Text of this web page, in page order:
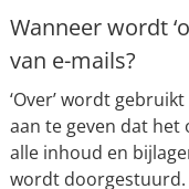
Wanneer wordt
van e-mails?
‘Over’ wordt
aan te geven dat
alle inhoud en
wordt doorgestuurd.